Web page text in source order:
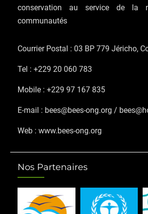
conservation au service de la
communautés
Courrier Postal : 03 BP 779 Jéricho,
Tel : +229 20 060 783
Mobile : +229 97 167 835
E-mail : bees@bees-ong.org /
Web : www.bees-ong.org
Nos Partenaires